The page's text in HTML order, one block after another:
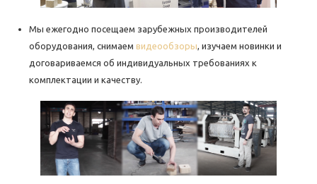
Мы ежегодно посещаем зарубежных производителей
оборудования, снимаем видеообзоры , изучаем новинки и
договариваемся об индивидуальных требованиях к
комплектации и качеству.